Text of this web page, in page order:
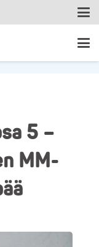
5 –
MM-